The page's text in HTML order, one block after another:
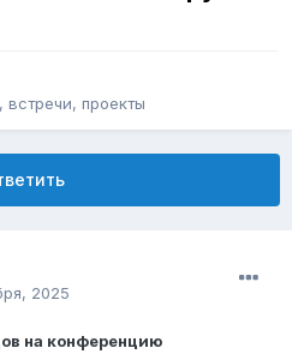
встречи, проекты
2025
на конференцию